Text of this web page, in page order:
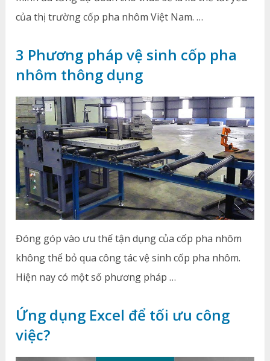
của thị trường cốp pha nhôm Việt Nam. …
3 Phương pháp vệ sinh cốp pha
nhôm thông dụng
Đóng góp vào ưu thế tận dụng của cốp pha nhôm
không thể bỏ qua công tác vệ sinh cốp pha nhôm.
Hiện nay có một số phương pháp …
Ứng dụng Excel để tối ưu công
việc?